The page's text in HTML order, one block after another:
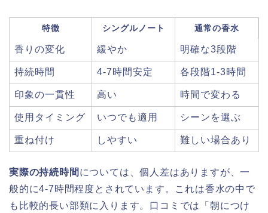
特徴 シングルノート 通常の香水
香りの変化 緩やか 明確な3段階
持続時間 4-7時間安定 各段階1-3時間
印象の一貫性 高い 時間で変わる
使用タイミング いつでも適用 シーンを選ぶ
重ね付け しやすい 難しい場合あり
実際の持続時間 については、個人差はありますが、一
般的に4-7時間程度とされています。これは香水の中で
も比較的長い部類に入ります。口コミでは「朝につけ